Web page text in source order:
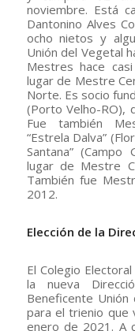
noviembre. Está
Dantonino Alves
ocho nietos y
Unión del Vegetal
Mestres hace
lugar de Mestre
Norte. Es socio
(Porto Velho-RO),
Fue también
“Estrela Dalva”
Santana”
lugar de Mestre
También fue
2012.
Elección de la
El Colegio
la nueva
Beneficente
para el trienio
enero de 2021. A